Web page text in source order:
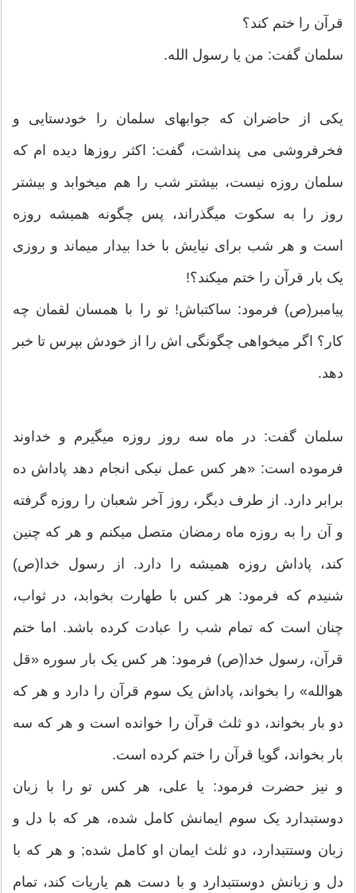
قرآن را ختم کند؟
سلمان گفت: من یا رسول الله.
یکی از حاضران که جوابهای سلمان را خودستایی و
فخرفروشی می‏ پنداشت، گفت: اکثر روزها دیده‏ ام که
سلمان روزه نیست، بیشتر شب را هم می‏خوابد و بیشتر
روز را به سکوت می‏گذراند، پس چگونه همیشه روزه
است و هر شب برای نیایش با خدا بیدار می‏ماند و روزی
یک بار قرآن را ختم می‏کند؟!
پیامبر(ص) فرمود: ساکت‏باش! تو را با همسان لقمان چه
کار؟ اگر می‏خواهی چگونگی ‏اش را از خودش بپرس تا خبر
دهد.
سلمان گفت: در ماه سه روز روزه می‏گیرم و خداوند
فرموده است: «هر کس عمل نیکی انجام دهد پاداش ده
برابر دارد. از طرف دیگر، روز آخر شعبان را روزه گرفته
و آن را به روزه ماه رمضان متصل می‏کنم و هر که چنین
کند، پاداش روزه همیشه را دارد. از رسول خدا(ص)
شنیدم که فرمود: هر کس با طهارت بخوابد، در ثواب،
چنان است که تمام شب را عبادت کرده باشد. اما ختم
قرآن، رسول خدا(ص) فرمود: هر کس یک بار سوره «قل
هوالله‏» را بخواند، پاداش یک سوم قرآن را دارد و هر که
دو بار بخواند، دو ثلث قرآن را خوانده است و هر که سه
بار بخواند، گویا قرآن را ختم کرده است.
و نیز حضرت فرمود: یا علی، هر کس تو را با زبان
دوست‏بدارد یک سوم ایمانش کامل شده، هر که با دل و
زبان وستت‏بدارد، دو ثلث ایمان او کامل شده; و هر که با
دل و زبانش دوستت‏بدارد و با دست هم یاری‏ات کند، تمام